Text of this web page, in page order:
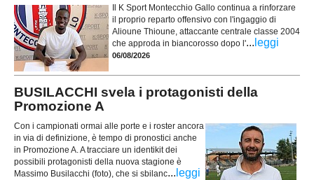
Il K Sport Montecchio Gallo continua a rinforzare
il proprio reparto offensivo con l'ingaggio di
Alioune Thioune, attaccante centrale classe 2004
che approda in biancorosso dopo l'... leggi
06/08/2026
BUSILACCHI svela i protagonisti della
Promozione A
Con i campionati ormai alle porte e i roster ancora
in via di definizione, è tempo di pronostici anche
in Promozione A. A tracciare un identikit dei
possibili protagonisti della nuova stagione è
Massimo Busilacchi (foto), che si sbilanc... leggi